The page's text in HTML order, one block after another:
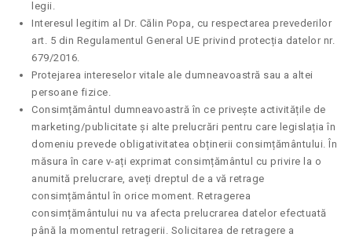
legii.
Interesul legitim al Dr. Călin Popa, cu respectarea prevederilor
art. 5 din Regulamentul General UE privind protecția datelor nr.
679/2016.
Protejarea intereselor vitale ale dumneavoastră sau a altei
persoane fizice.
Consimțământul dumneavoastră în ce privește activitățile de
marketing/publicitate și alte prelucrări pentru care legislația în
domeniu prevede obligativitatea obținerii consimțământului. În
măsura în care v-ați exprimat consimțământul cu privire la o
anumită prelucrare, aveți dreptul de a vă retrage
consimțământul în orice moment. Retragerea
consimțământului nu va afecta prelucrarea datelor efectuată
până la momentul retragerii. Solicitarea de retragere a